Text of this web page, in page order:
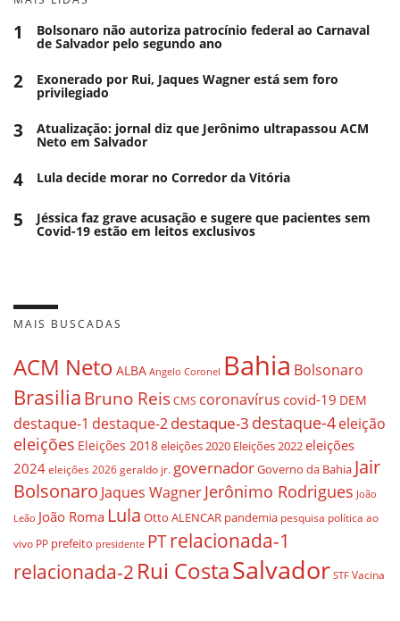
1 Bolsonaro não autoriza patrocínio federal ao Carnaval
de Salvador pelo segundo ano
2 Exonerado por Rui, Jaques Wagner está sem foro
privilegiado
3 Atualização: jornal diz que Jerônimo ultrapassou ACM
Neto em Salvador
4 Lula decide morar no Corredor da Vitória
5 Jéssica faz grave acusação e sugere que pacientes sem
Covid-19 estão em leitos exclusivos
MAIS BUSCADAS
ACM Neto ALBA Angelo Coronel Bahia Bolsonaro
BrasiliaBruno ReisCMS coronavírus covid-19 DEM
destaque-1 destaque-2destaque-3 destaque-4eleição
eleições Eleições 2018eleições 2020 Eleições 2022eleições
2024 eleições 2026 geraldo jr. governadorGoverno da Bahia Jair
Bolsonaro Jaques WagnerJerônimo Rodrigues João
Leão João Roma Lula Otto ALENCAR pandemia pesquisa política ao
vivo PP prefeito presidente PTrelacionada-1
relacionada-2 Rui CostaSalvador STF Vacina